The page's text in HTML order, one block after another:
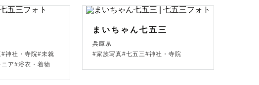
伝いをさせてください😊
後、10年後、20年後…
経った際に写真を見返して
神社・寺院#未就
ア#浴衣・着物
まいちゃん七五三
兵庫県
#家族写真#七五三#神社・寺院